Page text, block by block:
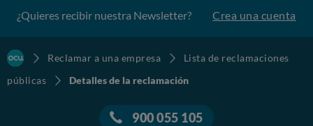
¿Quieres recibir nuestra Newsletter? Crea una cuenta
Reclamar a una empresa
Lista de reclamaciones
públicas
Detalles de la reclamación
900 055 105